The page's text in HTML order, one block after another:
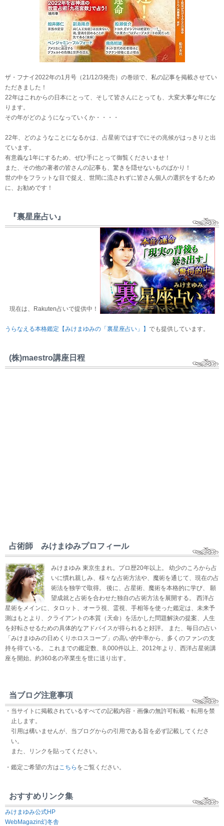
ザ・フナイ2022年の1月号（21/12/3発売）の巻頭で、私の記事を掲載させてい
ただきました！
22年はこれからの日本にとって、そして皆さんにとっても、大変大事な年にな
ります。
その年がどのようになっていくか・・・・
22年、どのようなことになるかは、占星術ではすでにその兆候がはっきりと出
ています。
有意義な1年にするため、ぜひ手にとって御覧くださいませ！
また、その他の著者の皆さんの記事も、驚きを隠せないものばかり！
世の中をフラットな目で捉え、世間に流されずに皆さん個人の選択をするため
に、お勧めです！
『裏星座占い』
現在は、Rakuten占いで提供中！
うらなえる本格鑑定【みけまゆみの「裏星座占い」】 でも提供しています。
(株)maestro講座日程
占術師 みけまゆみプロフィール
みけまゆみ 東京生まれ。プロ歴20年以上。 幼少のころから占
いに慣れ親しみ、様々な占術方法や、魔術を通じて、現在の占
術法を独学で取得。 後に、占星術、魔術を本格的に学び、 願
望成就と占術を合わせた独自の占術方法を展開する。 西洋占
星術をメインに、タロット、オーラ視、霊視、手相等を使った鑑定は、未来予
測はもとより、クライアントの本質（天命）を活かした問題解決の提案、人生
を好転させるための具体的なアドバイスが得られると好評。 また、毎日の占い
「みけまゆみの日めくりホロスコープ」の高い的中率から、多くのファンの支
持を得ている。 これまでの鑑定数、8,000件以上、2012年より、西洋占星術講
座を開始。約360名の卒業生を世に送り出す。
当ブログ注意事項
・当サイトに掲載されているすべての記載内容・画像の無許可転載・転用を禁
止します。
引用は構いませんが、当ブログからの引用である旨を必ず記載してくださ
い。
また、リンクを貼ってください。
・鑑定ご希望の方はこちら をご覧ください。
おすすめリンク集
みけまゆみ公式HP
WebMagazin幻冬舎